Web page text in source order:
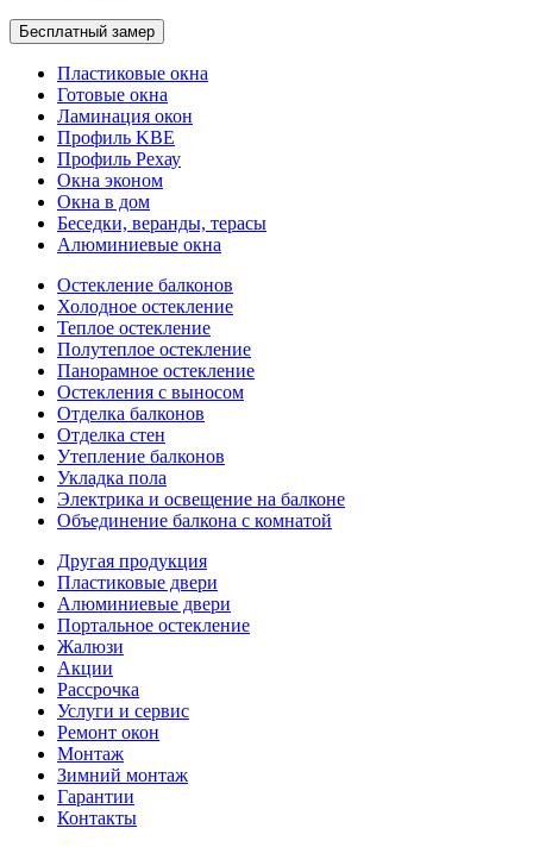
Бесплатный замер
Пластиковые окна
Готовые окна
Ламинация окон
Профиль KBE
Профиль Рехау
Окна эконом
Окна в дом
Беседки, веранды, терасы
Алюминиевые окна
Остекление балконов
Холодное остекление
Теплое остекление
Полутеплое остекление
Панорамное остекление
Остекления с выносом
Отделка балконов
Отделка стен
Утепление балконов
Укладка пола
Электрика и освещение на балконе
Объединение балкона с комнатой
Другая продукция
Пластиковые двери
Алюминиевые двери
Портальное остекление
Жалюзи
Акции
Рассрочка
Услуги и сервис
Ремонт окон
Монтаж
Зимний монтаж
Гарантии
Контакты